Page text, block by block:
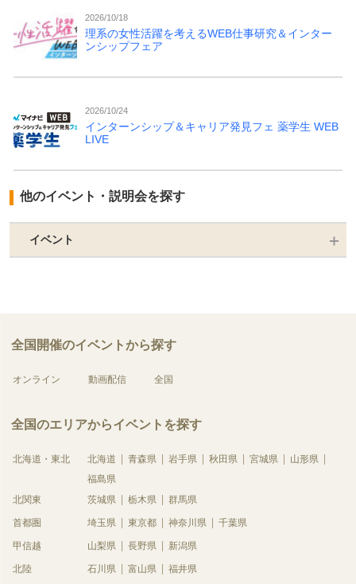
2026/10/18
理系の女性活躍を考えるWEB仕事研究＆インター
ンシップフェア
2026/10/24
インターンシップ＆キャリア発見フェ 薬学生 WEB
LIVE
他のイベント・説明会を探す
イベント
全国開催のイベントから探す
オンライン 動画配信 全国
全国のエリアからイベントを探す
北海道・東北 北海道 青森県 岩手県 秋田県 宮城県
山形県
福島県
北関東
茨城県 栃木県 群馬県
首都圏 埼玉県 東京都 神奈川県 千葉県
甲信越 山梨県 長野県 新潟県
北陸 石川県 富山県 福井県